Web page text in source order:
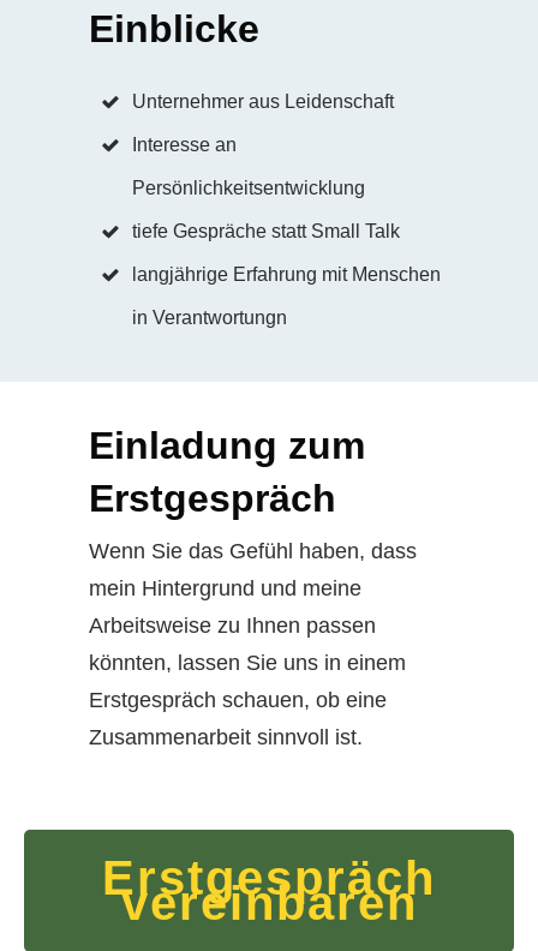
Einblicke
Unternehmer aus Leidenschaft
Interesse an
Persönlichkeitsentwicklung
tiefe Gespräche statt Small Talk
langjährige Erfahrung mit Menschen
in Verantwortungn
Einladung zum
Erstgespräch
Wenn Sie das Gefühl haben, dass
mein Hintergrund und meine
Arbeitsweise zu Ihnen passen
könnten, lassen Sie uns in einem
Erstgespräch schauen, ob eine
Zusammenarbeit sinnvoll ist.
Erstgespräch
vereinbaren